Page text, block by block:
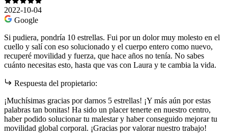
2022-10-04
Google
Si pudiera, pondría 10 estrellas. Fui por un dolor muy molesto en el
cuello y salí con eso solucionado y el cuerpo entero como nuevo,
recuperé movilidad y fuerza, que hace años no tenía. No sabes
cuánto necesitas esto, hasta que vas con Laura y te cambia la vida.
Respuesta del propietario:
¡Muchísimas gracias por darnos 5 estrellas! ¡Y más aún por estas
palabras tan bonitas! Ha sido un placer tenerte en nuestro centro,
haber podido solucionar tu malestar y haber conseguido mejorar tu
movilidad global corporal. ¡Gracias por valorar nuestro trabajo!